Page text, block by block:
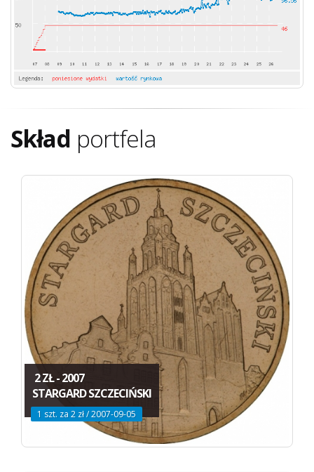
Skład portfela
2 ZŁ - 2007
STARGARD SZCZECIŃSKI
1 szt. za 2 zł / 2007-09-05